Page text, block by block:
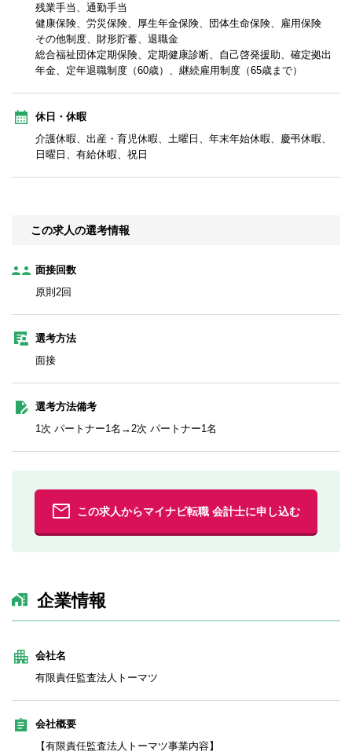
残業手当、通勤手当
健康保険、労災保険、厚生年金保険、団体生命保険、雇用保険
その他制度、財形貯蓄、退職金
総合福祉団体定期保険、定期健康診断、自己啓発援助、確定拠出
年金、定年退職制度（60歳）、継続雇用制度（65歳まで）
休日・休暇
介護休暇、出産・育児休暇、土曜日、年末年始休暇、慶弔休暇、
日曜日、有給休暇、祝日
この求人の選考情報
面接回数
原則2回
選考方法
面接
選考方法備考
1次 パートナー1名→2次 パートナー1名
この求人からマイナビ転職 会計士に申し込む
企業情報
会社名
有限責任監査法人トーマツ
会社概要
【有限責任監査法人トーマツ事業内容】